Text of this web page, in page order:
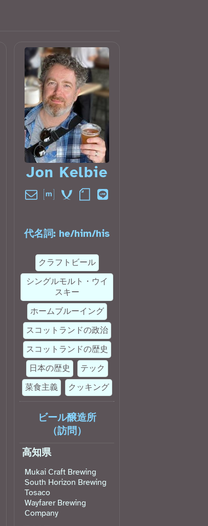
Jon Kelbie󠁧󠁢󠁳󠁣󠁴󠁿
代名詞: he/him/his
クラフトビール
シングルモルト・ウイ
スキー
ホームブルーイング
スコットランドの政治
スコットランドの歴史
日本の歴史
テック
菜食主義
クッキング
ビール醸造所
（訪問）
高知県
Mukai Craft Brewing
South Horizon Brewing
Tosaco
Wayfarer Brewing
Company